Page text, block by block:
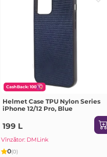
CashBack: 100
Helmet Case TPU Nylon Series
iPhone 12/12 Pro, Blue
199 L
Vînzător: DMLink
0(0)